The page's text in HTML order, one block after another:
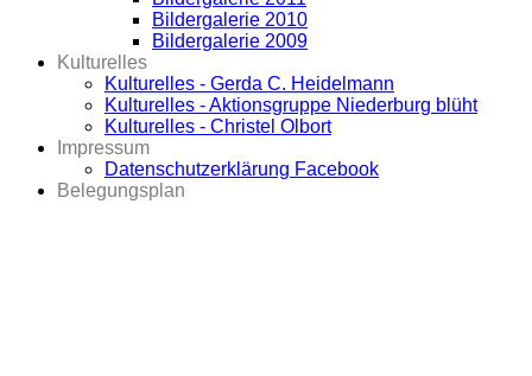
Bildergalerie 2010
Bildergalerie 2009
Kulturelles
Kulturelles - Gerda C. Heidelmann
Kulturelles - Aktionsgruppe Niederburg blüht
Kulturelles - Christel Olbort
Impressum
Datenschutzerklärung Facebook
Belegungsplan